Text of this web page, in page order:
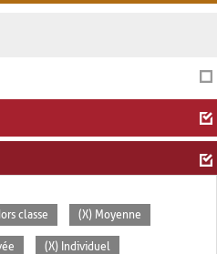
classe (X) Moyenne
(X) Individuel